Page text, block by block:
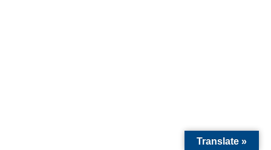
Translate »